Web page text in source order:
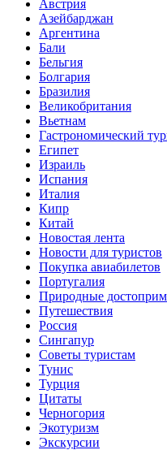
Австрия
Азейбарджан
Аргентина
Бали
Бельгия
Болгария
Бразилия
Великобритания
Вьетнам
Гастрономический
Египет
Израиль
Испания
Италия
Кипр
Китай
Новостая лента
Новости для туристов
Покупка авиабилетов
Португалия
Природные
Путешествия
Россия
Сингапур
Советы туристам
Тунис
Турция
Цитаты
Черногория
Экотуризм
Экскурсии